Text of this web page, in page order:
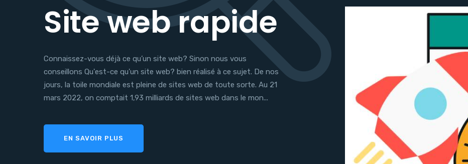
Site web rapide
Connaissez-vous déjà ce qu’un site web? Sinon nous vous
conseillons Qu'est-ce qu'un site web? bien réalisé à ce sujet. De nos
jours, la toile mondiale est pleine de sites web de toute sorte. Au 21
mars 2022, on comptait 1,93 milliards de sites web dans le mon...
EN SAVOIR PLUS